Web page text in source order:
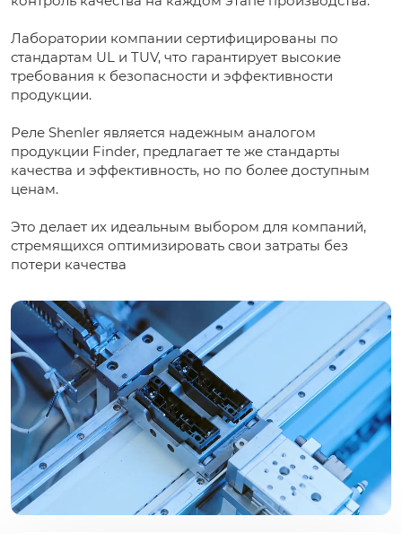
Лаборатории компании сертифицированы по
стандартам UL и TUV, что гарантирует высокие
требования к безопасности и эффективности
продукции.
Реле Shenler является надежным аналогом
продукции Finder, предлагает те же стандарты
качества и эффективность, но по более доступным
ценам.
Это делает их идеальным выбором для компаний,
стремящихся оптимизировать свои затраты без
потери качества